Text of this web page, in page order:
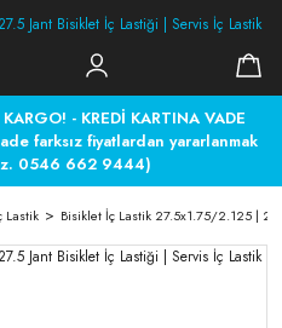
- KREDİ KARTINA VADE
farksız fiyatlardan yararlanmak
0546 662 9444)
Lastik Bisiklet İç Lastik 27.5x1.75/2.125 |